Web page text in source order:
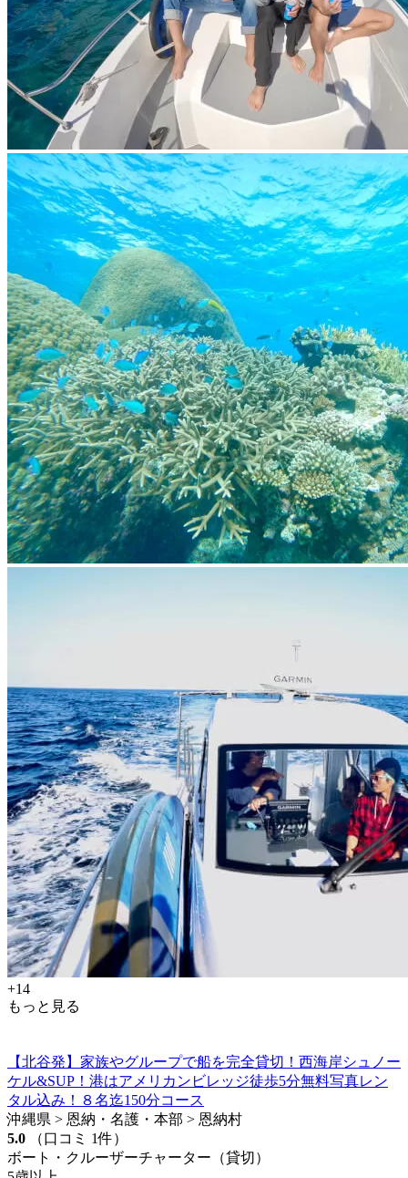
+14
もっと見る
【北谷発】家族やグループで船を完全貸切！西海岸シュノー
ケル&SUP！港はアメリカンビレッジ徒歩5分無料写真レン
タル込み！８名迄150分コース
沖縄県 > 恩納・名護・本部 > 恩納村
5.0
（口コミ 1件）
ボート・クルーザーチャーター（貸切）